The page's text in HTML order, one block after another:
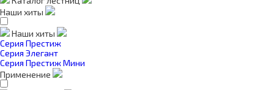
Наши хиты
Наши хиты
Серия Престиж
Серия Элегант
Серия Престиж Мини
Применение